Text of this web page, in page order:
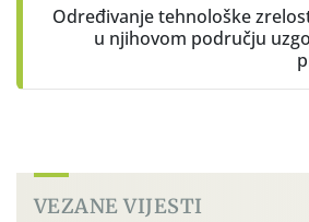
Određivanje tehnološke
u njihovom području
VEZANE VIJESTI